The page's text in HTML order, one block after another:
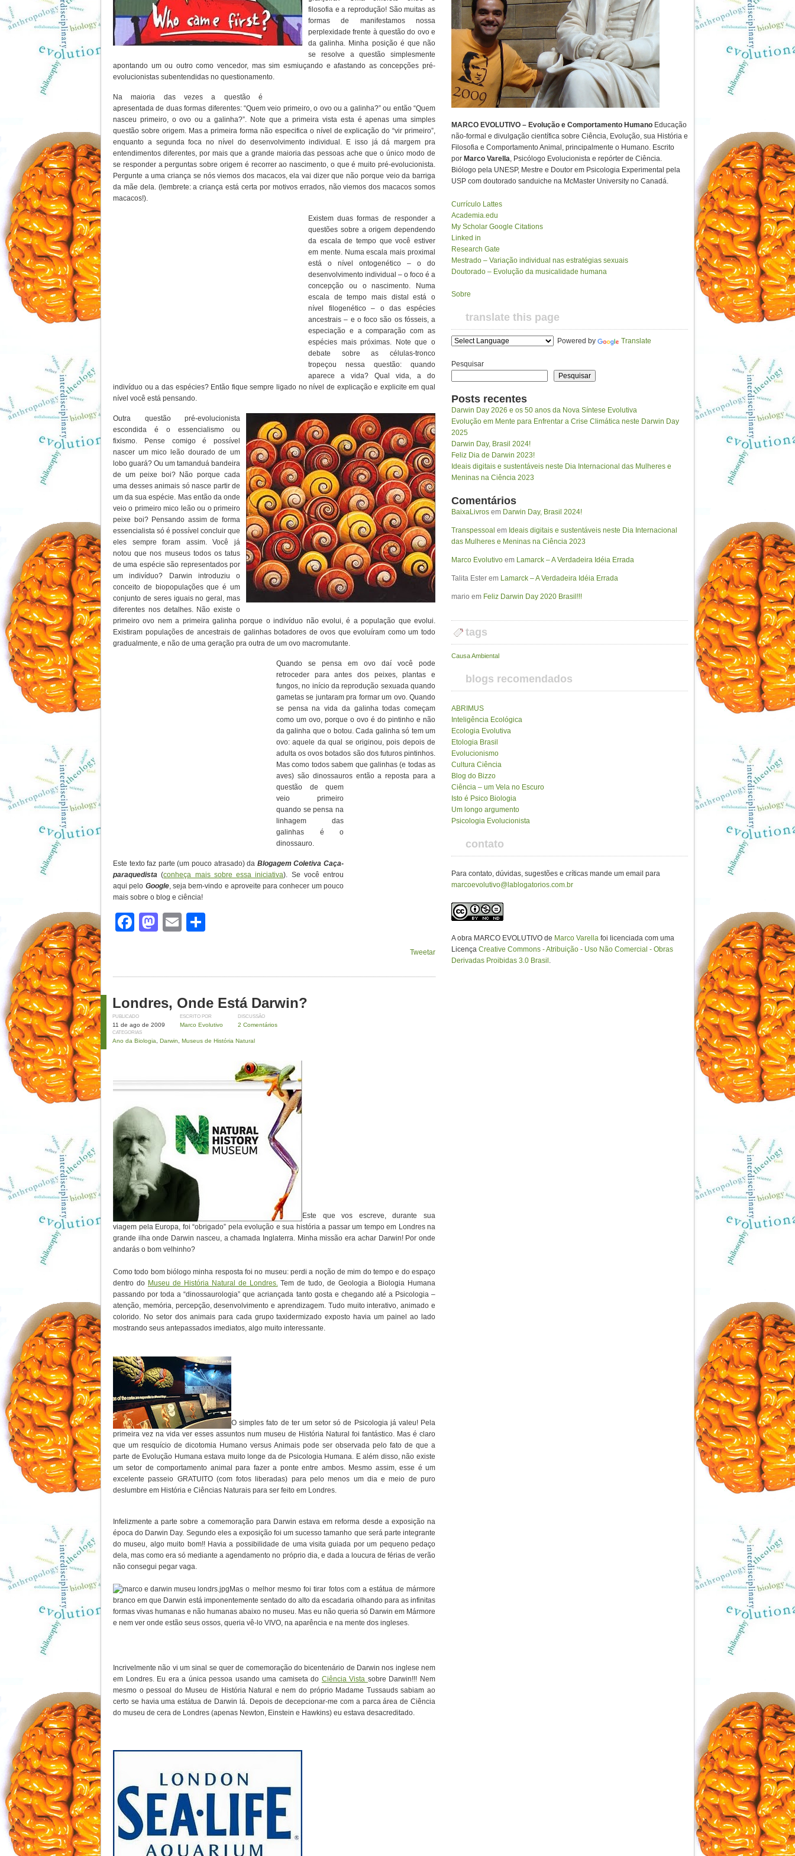
filosofia e a reprodução! São muitas as
formas de manifestamos nossa
perplexidade frente à questão do ovo e
da galinha. Minha posição é que não
se resolve a questão simplesmente
apontando um ou outro como vencedor, mas sim esmiuçando e afastando as concepções pré-
evolucionistas subentendidas no questionamento.
Na maioria das vezes a questão é
apresentada de duas formas diferentes: “Quem veio primeiro, o ovo ou a galinha?” ou então “Quem
nasceu primeiro, o ovo ou a galinha?”. Note que a primeira vista esta é apenas uma simples
questão sobre origem. Mas a primeira forma não especifica o nível de explicação do “vir primeiro”,
enquanto a segunda foca no nível do desenvolvimento individual. E isso já dá margem pra
entendimentos diferentes, por mais que a grande maioria das pessoas ache que o único modo de
se responder a perguntas sobre origem é recorrer ao nascimento, o que é muito pré-evolucionista.
Pergunte a uma criança se nós viemos dos macacos, ela vai dizer que não porque veio da barriga
da mãe dela. (lembrete: a criança está certa por motivos errados, não viemos dos macacos somos
macacos!).
Existem duas formas de responder a
questões sobre a origem dependendo
da escala de tempo que você estiver
em mente. Numa escala mais proximal
está o nível ontogenético – o do
desenvolvimento individual – o foco é a
concepção ou o nascimento. Numa
escala de tempo mais distal está o
nível filogenético – o das espécies
ancestrais – e o foco são os fósseis, a
especiação e a comparação com as
espécies mais próximas. Note que o
debate sobre as células-tronco
tropeçou nessa questão: quando
aparece a vida? Qual vida, a do
indivíduo ou a das espécies? Então fique sempre ligado no nível de explicação e explicite em qual
nível você está pensando.
Outra questão pré-evolucionista
escondida é o essencialismo ou
fixismo. Pense comigo é possível
nascer um mico leão dourado de um
lobo guará? Ou um tamanduá bandeira
de um peixe boi? Não porque cada
uma desses animais só nasce partir de
um da sua espécie. Mas então da onde
veio o primeiro mico leão ou o primeiro
peixe boi? Pensando assim de forma
essencialista só é possível concluir que
eles sempre foram assim. Você já
notou que nos museus todos os tatus
de uma espécie são representados por
um indivíduo? Darwin introduziu o
conceito de biopopulações que é um
conjunto de seres iguais no geral, mas
diferentes nos detalhes. Não existe o
primeiro ovo nem a primeira galinha porque o indivíduo não evolui, é a população que evolui.
Existiram populações de ancestrais de galinhas botadores de ovos que evoluíram como um todo
gradualmente, e não de uma geração pra outra de um ovo macromutante.
Quando se pensa em ovo daí você pode
retroceder para antes dos peixes, plantas e
fungos, no início da reprodução sexuada quando
gametas se juntaram pra formar um ovo. Quando
se pensa na vida da galinha todas começam
como um ovo, porque o ovo é do pintinho e não
da galinha que o botou. Cada galinha só tem um
ovo: aquele da qual se originou, pois depois de
adulta os ovos botados são dos futuros pintinhos.
Mas como todos sabem que galinhas (e todas as
aves) são dinossauros então a repostapara a
questão de quem
veio primeiro
quando se pensa na
linhagem das
galinhas é o
dinossauro.
Este texto faz parte (um pouco atrasado) da Blogagem Coletiva Caça-
paraquedista (conheça mais sobre essa iniciativa). Se você entrou
aqui pelo Google, seja bem-vindo e aproveite para conhecer um pouco
mais sobre o blog e ciência!
Facebook
Mastodon
Email
Tweetar
Londres, Onde Está Darwin?
PUBLICADO
11 de ago de 2009
ESCRITO POR
Marco Evolutivo
DISCUSSÃO
2 Comentários
CATEGORIAS
Ano da Biologia Darwin Museus de História Natural
Este que vos escreve, durante sua
viagem pela Europa, foi “obrigado” pela evolução e sua história a passar um tempo em Londres na
grande ilha onde Darwin nasceu, a chamada Inglaterra. Minha missão era achar Darwin! Por onde
andarás o bom velhinho?
Como todo bom biólogo minha resposta foi no museu: perdi a noção de mim do tempo e do espaço
dentro do Museu de História Natural de Londres.Tem de tudo, de Geologia a Biologia Humana
passando por toda a “dinossaurologia” que acriançada tanto gosta e chegando até a Psicologia –
atenção, memória, percepção, desenvolvimento e aprendizagem. Tudo muito interativo, animado e
colorido. No setor dos animais para cada grupo taxidermizado exposto havia um painel ao lado
mostrando seus antepassados imediatos, algo muito interessante.
O simples fato de ter um setor só de Psicologia já valeu! Pela
primeira vez na vida ver esses assuntos num museu de História Natural foi fantástico. Mas é claro
que um resquício de dicotomia Humano versus Animais pode ser observada pelo fato de que a
parte de Evolução Humana estava muito longe da de Psicologia Humana. E além disso, não existe
um setor de comportamento animal para fazer a ponte entre ambos. Mesmo assim, esse é um
excelente passeio GRATUITO (com fotos liberadas) para pelo menos um dia e meio de puro
deslumbre em História e Ciências Naturais para ser feito em Londres.
Infelizmente a parte sobre a comemoração para Darwin estava em reforma desde a exposição na
época do Darwin Day. Segundo eles a exposição foi um sucesso tamanho que será parte integrante
do museu, algo muito bom!! Havia a possibilidade de uma visita guiada por um pequeno pedaço
dela, mas como era só mediante a agendamento no próprio dia, e dada a loucura de férias de verão
não consegui pegar vaga.
Mas o melhor mesmo foi tirar fotos com a estátua de mármore
branco em que Darwin está imponentemente sentado do alto da escadaria olhando para as infinitas
formas vivas humanas e não humanas abaixo no museu. Mas eu não queria só Darwin em Mármore
e nem ver onde estão seus ossos, queria vê-lo VIVO, na aparência e na mente dos ingleses.
Incrivelmente não vi um sinal se quer de comemoração do bicentenário de Darwin nos inglese nem
em Londres. Eu era a única pessoa usando uma camiseta do Ciência Vista sobre Darwin!!! Nem
mesmo o pessoal do Museu de História Natural e nem do próprio Madame Tussauds sabiam ao
certo se havia uma estátua de Darwin lá. Depois de decepcionar-me com a parca área de Ciência
do museu de cera de Londres (apenas Newton, Einstein e Hawkins) eu estava desacreditado.
MARCO EVOLUTIVO – Evolução e Comportamento Humano Educação
não-formal e divulgação científica sobre Ciência, Evolução, sua História e
Filosofia e Comportamento Animal, principalmente o Humano. Escrito
por Marco Varella, Psicólogo Evolucionista e repórter de Ciência.
Biólogo pela UNESP, Mestre e Doutor em Psicologia Experimental pela
USP com doutorado sanduiche na McMaster University no Canadá.
Currículo Lattes
Academia.edu
My Scholar Google Citations
Linked in
Research Gate
Mestrado – Variação individual nas estratégias sexuais
Doutorado – Evolução da musicalidade humana
Sobre
translate this page
Powered by Translate
Pesquisar
Pesquisar
Posts recentes
Darwin Day 2026 e os 50 anos da Nova Síntese Evolutiva
Evolução em Mente para Enfrentar a Crise Climática neste Darwin Day
2025
Darwin Day, Brasil 2024!
Feliz Dia de Darwin 2023!
Ideais digitais e sustentáveis neste Dia Internacional das Mulheres e
Meninas na Ciência 2023
Comentários
BaixaLivros em Darwin Day, Brasil 2024!
Transpessoal em Ideais digitais e sustentáveis neste Dia Internacional
das Mulheres e Meninas na Ciência 2023
Marco Evolutivo em Lamarck – A Verdadeira Idéia Errada
Talita Ester em Lamarck – A Verdadeira Idéia Errada
mario em Feliz Darwin Day 2020 Brasil!!!
tags
Causa Ambiental
blogs recomendados
ABRIMUS
Inteligência Ecológica
Ecologia Evolutiva
Etologia Brasil
Evolucionismo
Cultura Ciência
Blog do Bizzo
Ciência – um Vela no Escuro
Isto é Psico Biologia
Um longo argumento
Psicologia Evolucionista
contato
Para contato, dúvidas, sugestões e críticas mande um email para
marcoevolutivo@lablogatorios.com.br
A obra MARCO EVOLUTIVO de Marco Varella foi licenciada com uma
Licença Creative Commons - Atribuição - Uso Não Comercial - Obras
Derivadas Proibidas 3.0 Brasil .